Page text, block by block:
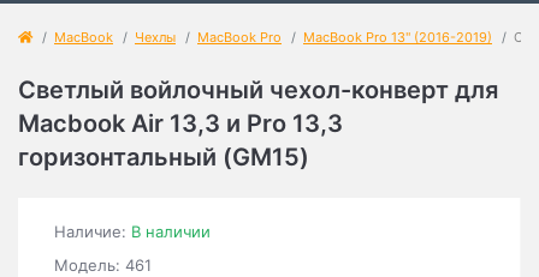
MacBook Чехлы MacBook Pro MacBook Pro 13" (2016-2019)
Светлый войлочный чехол-конверт для
Macbook Air 13,3 и Pro 13,3
горизонтальный (GM15)
Наличие: В наличии
Модель: 461